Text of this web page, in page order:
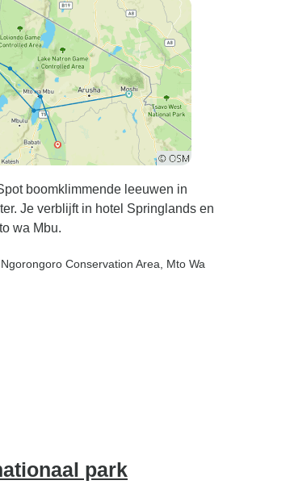
boomklimmende leeuwen in
Je verblijft in hotel Springlands en
wa Mbu.
, Ngorongoro Conservation Area , Mto Wa
park